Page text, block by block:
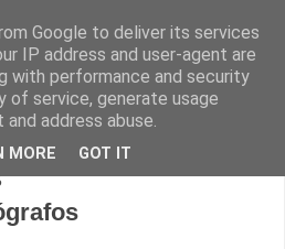
Google to deliver its services
IP address and user-agent are
with performance and security
of service, generate usage
address abuse.
MORE GOT IT